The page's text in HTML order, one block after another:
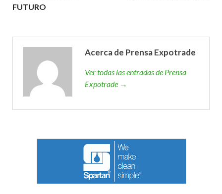
FUTURO
Acerca de Prensa Expotrade
Ver todas las entradas de Prensa
Expotrade →